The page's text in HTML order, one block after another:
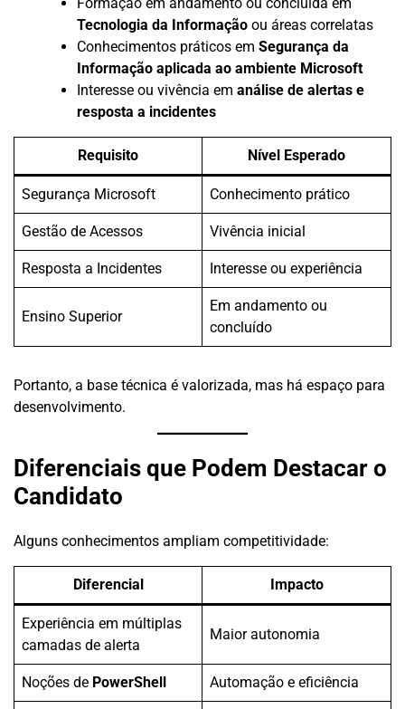
Formação em andamento ou concluída em
Tecnologia da Informação ou áreas correlatas
Conhecimentos práticos em Segurança da
Informação aplicada ao ambiente Microsoft
Interesse ou vivência em análise de alertas e
resposta a incidentes
Requisito Nível Esperado
Segurança Microsoft Conhecimento prático
Gestão de Acessos Vivência inicial
Resposta a Incidentes Interesse ou experiência
Ensino Superior
Em andamento ou
concluído
Portanto, a base técnica é valorizada, mas há espaço para
desenvolvimento.
Diferenciais que Podem Destacar o
Candidato
Alguns conhecimentos ampliam competitividade:
Diferencial Impacto
Experiência em múltiplas
camadas de alerta
Maior autonomia
Noções de PowerShell Automação e eficiência